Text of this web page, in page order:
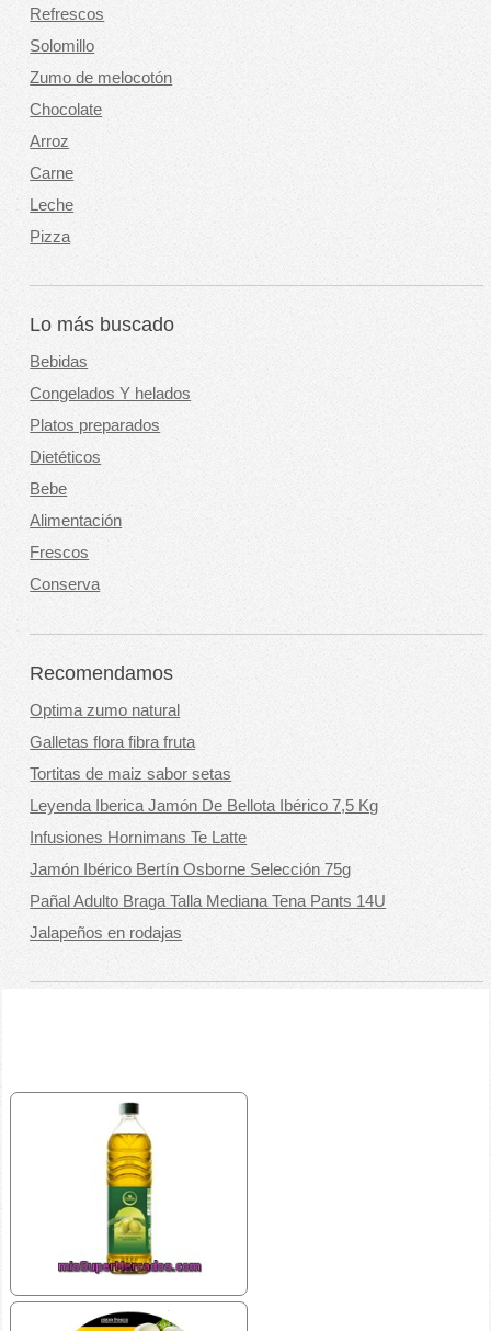
Refrescos
Solomillo
Zumo de melocotón
Chocolate
Arroz
Carne
Leche
Pizza
Lo más buscado
Bebidas
Congelados Y helados
Platos preparados
Dietéticos
Bebe
Alimentación
Frescos
Conserva
Recomendamos
Optima zumo natural
Galletas flora fibra fruta
Tortitas de maiz sabor setas
Leyenda Iberica Jamón De Bellota Ibérico 7,5 Kg
Infusiones Hornimans Te Latte
Jamón Ibérico Bertín Osborne Selección 75g
Pañal Adulto Braga Talla Mediana Tena Pants 14U
Jalapeños en rodajas